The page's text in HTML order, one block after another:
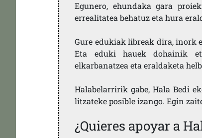
Egunero, ehundaka gara
errealitatea behatuz eta hura
Gure edukiak libreak dira, inork
Eta eduki hauek dohainik
elkarbanatzea eta eraldaketa
Halabelarririk gabe, Hala Bedi
litzateke posible izango. Egin
¿Quieres apoyar a